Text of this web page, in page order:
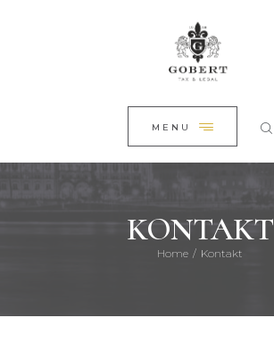
MENU
KONTAKT
Home Kontakt
ALLE ARTIKEL
KONTAKT